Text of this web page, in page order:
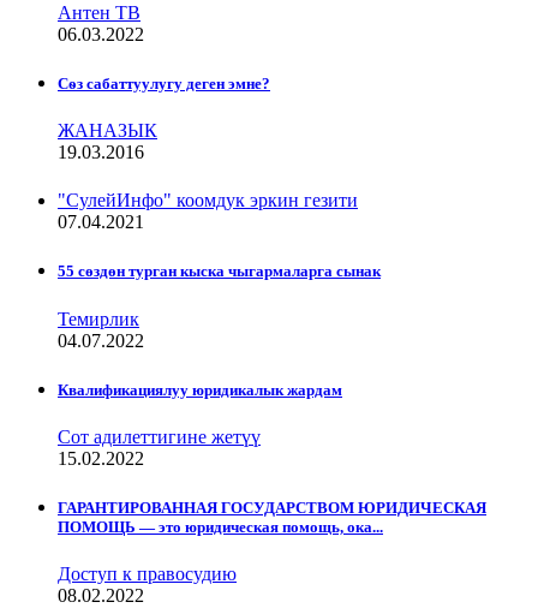
Антен ТВ
06.03.2022
Сѳз сабаттуулугу деген эмне?
ЖАНАЗЫК
19.03.2016
"СулейИнфо" коомдук эркин гезити
07.04.2021
55 сөздөн турган кыска чыгармаларга сынак
Темирлик
04.07.2022
Квалификациялуу юридикалык жардам
Сот адилеттигине жетүү
15.02.2022
ГАРАНТИРОВАННАЯ ГОСУДАРСТВОМ ЮРИДИЧЕСКАЯ
ПОМОЩЬ — это юридическая помощь, ока...
Доступ к правосудию
08.02.2022